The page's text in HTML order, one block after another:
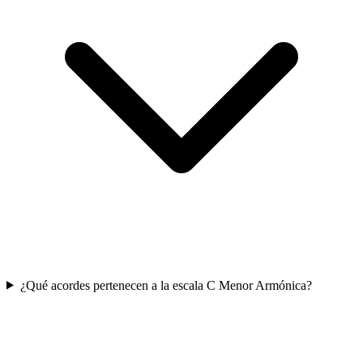
¿Qué acordes pertenecen a la escala C Menor Armónica?